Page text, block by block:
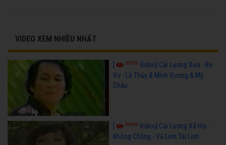
VIDEO XEM NHIỀU NHẤT
[ 67093 Video] Cải Lương Xưa - Bơ
Vơ - Lệ Thủy & Minh Vương & Mỹ
Châu
50846 Video] Cải Lương Xã Hội -
Không Chồng - Vũ Linh Tài Linh